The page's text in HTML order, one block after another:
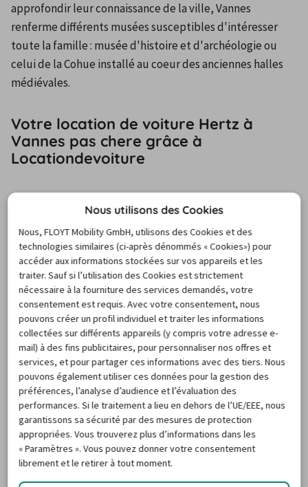
approfondir leur connaissance de la ville, Vannes
renferme différents musées susceptibles d'intéresser
toute la famille : musée d'histoire et d'archéologie ou
celui de la Cohue installé au coeur des anciennes halles
médiévales.
Votre location de voiture Hertz à
Vannes pas chere grâce à
Locationdevoiture
instant ! Notre comparateur en ligne vous proposera des
offres alléchantes, vous permettant de dénicher la
location à Vannes chez Hertz sans accroc. Notre sérieux se
cristallise dans notre vaste réseau d'agences à travers le
monde. Une question ? Notre Infoligne sera à votre
écoute pour toutes vos interrogations concernant votre
location Hertz à Vannes, et cela gratuitement. Louer une
location Hertz à Vannes sera ainsi pour vous un gage de
sécurité avec l'assurance de pouvoir annuler votre
réservation jusqu'à 24 heures avant la date initiale de
prise en charge. De quoi faire rimer Hertz Vannes avec
simplicité !
FAQ
Nous utilisons des Cookies
Nous, FLOYT Mobility GmbH, utilisons des Cookies et des
technologies similaires (ci-après dénommés « Cookies») pour
accéder aux informations stockées sur vos appareils et les
traiter. Sauf si l’utilisation des Cookies est strictement
nécessaire à la fourniture des services demandés, votre
consentement est requis. Avec votre consentement, nous
pouvons créer un profil individuel et traiter les informations
collectées sur différents appareils (y compris votre adresse e-
mail) à des fins publicitaires, pour personnaliser nos offres et
services, et pour partager ces informations avec des tiers. Nous
pouvons également utiliser ces données pour la gestion des
préférences, l’analyse d’audience et l’évaluation des
performances. Si le traitement a lieu en dehors de l’UE/EEE, nous
garantissons sa sécurité par des mesures de protection
appropriées. Vous trouverez plus d’informations dans les
« Paramètres ». Vous pouvez donner votre consentement
librement et le retirer à tout moment.